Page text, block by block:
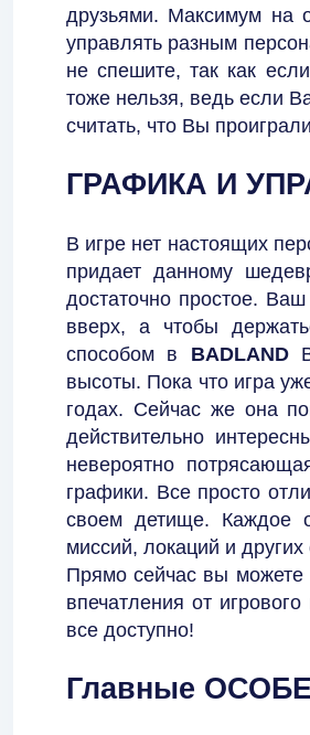
друзьями. Максимум на
управлять разным
не спешите, так как
тоже нельзя, ведь если
считать, что Вы
ГРАФИКА И
В игре нет настоящих
придает данному
достаточно простое.
вверх, а чтобы
способом в BADLAND
высоты. Пока что игра
годах. Сейчас же она
действительно
невероятно
графики. Все просто
своем детище. Каждое
миссий, локаций и
Прямо сейчас вы можете
впечатления от
все доступно!
Главные